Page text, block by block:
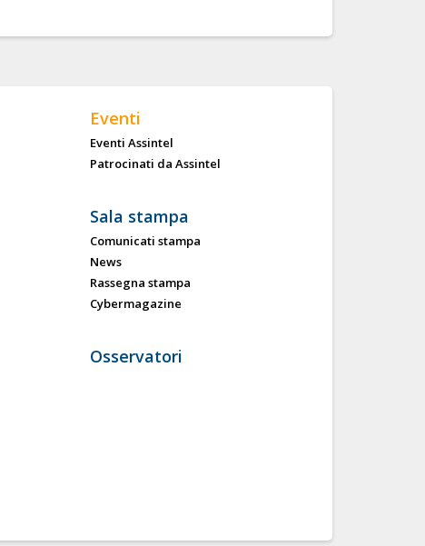
Eventi
Eventi Assintel
Patrocinati da Assintel
Sala stampa
Comunicati stampa
News
Rassegna stampa
Cybermagazine
Osservatori